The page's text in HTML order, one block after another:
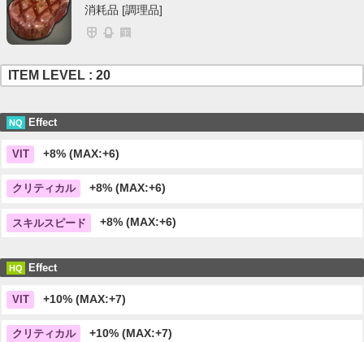
消耗品 [調理品]
ITEM LEVEL : 20
NQ Effect
VIT +8% (MAX:+6)
クリティカル +8% (MAX:+6)
スキルスピード +8% (MAX:+6)
HQ Effect
VIT +10% (MAX:+7)
クリティカル +10% (MAX:+7)